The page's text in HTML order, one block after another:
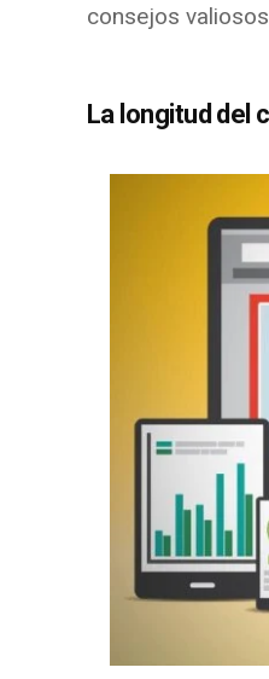
consejos
La longitud del